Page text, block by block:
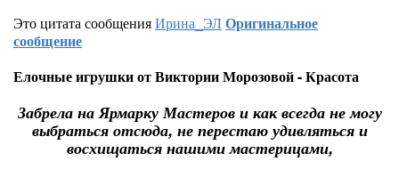
Это цитата сообщенияИрина_ЭЛОригинальное
сообщение
Елочные игрушки от Виктории Морозовой - Красота
Забрела на Ярмарку Мастеров и как всегда не могу
выбраться отсюда, не перестаю удивляться и
восхищаться нашими мастерицами,